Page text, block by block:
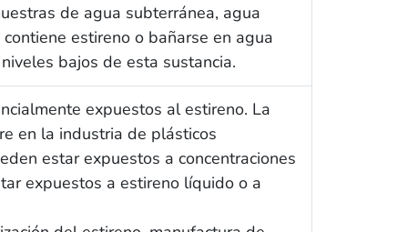
de agua subterránea, agua
estireno o bañarse en agua
bajos de esta sustancia.
expuestos al estireno. La
en la industria de plásticos
estar expuestos a concentraciones
expuestos a estireno líquido o a